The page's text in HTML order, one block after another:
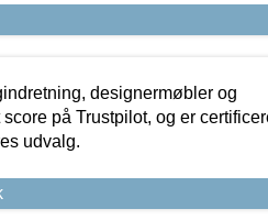
designermøbler og
på Trustpilot, og er
udvalg.